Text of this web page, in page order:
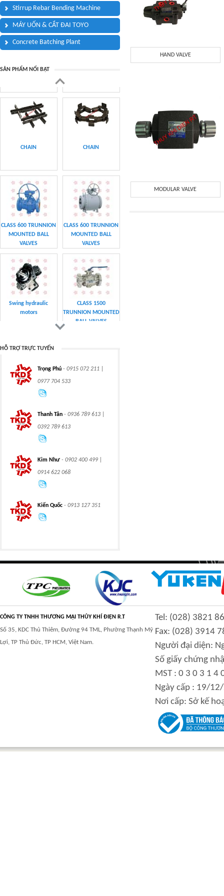
Stirrup Rebar Bending Machine
MÁY UỐN & CẮT ĐAI TOYO
Concrete Batching Plant
SẢN PHẨM NỔI BẬT
150&300
CLASS 600 TRUNNION
MOUNTED BALL
VALVES
CLASS 600 TRUNNION
MOUNTED BALL
VALVES
Swing hydraulic
motors
CLASS 1500
TRUNNION MOUNTED
BALL VALVES
CLASS 900 TRUNNION
MOUNTED BALL
CLASS 2500
TRUNNION MOUNTED
motor
hydraulic motors
High and low speed
hydraulic motor
BOLTLESS ROOFING
FORMING MACHINE
HỖ TRỢ TRỰC TUYẾN
Trọng Phú - 0915 072 211 |
0977 704 533
Thanh Tân - 0936 789 613 |
0392 789 613
Kim Như - 0902 400 499 |
0914 622 068
Kiến Quốc - 0913 127 351
HAND VALVE
MODULAR VALVE
CÔNG TY TNHH THƯƠNG MẠI THỦY KHÍ ĐIỆN R.T
Số 35, KDC Thủ Thiêm, Đường 94 TML, Phường Thạnh Mỹ
Lợi, TP Thủ Đức, TP HCM, Việt Nam.
Tel: (028) 3821
Fax: (028) 3914
Người đại diện:
Số giấy chứng
MST : 0 3 0 3 1 4
Ngày cấp : 19/
Nơi cấp: Sở kế